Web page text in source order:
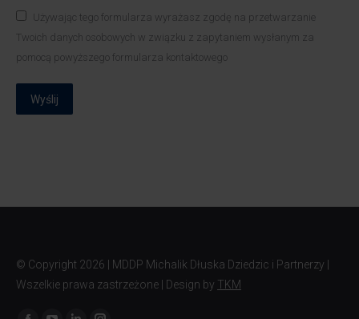
Używając tego formularza wyrażasz zgodę na przetwarzanie
Twoich danych osobowych w związku z zapytaniem wysłanym za
pomocą powyższego formularza kontaktowego
Wyślij
© Copyright 2026 | MDDP Michalik Dłuska Dziedzic i Partnerzy |
Wszelkie prawa zastrzeżone | Design by TKM